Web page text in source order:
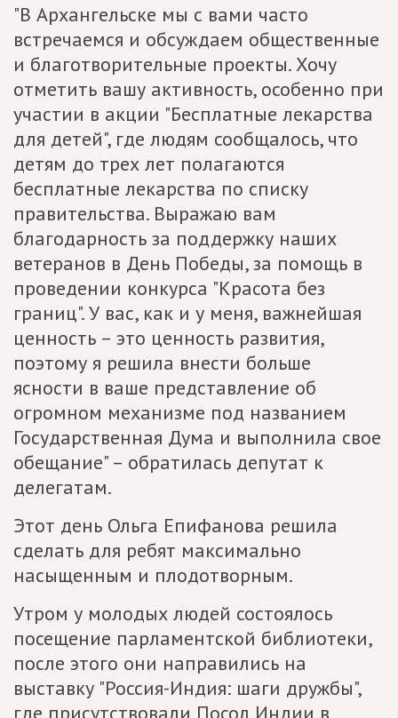
"В Архангельске мы с вами часто
встречаемся и обсуждаем общественные
и благотворительные проекты. Хочу
отметить вашу активность, особенно при
участии в акции "Бесплатные лекарства
для детей", где людям сообщалось, что
детям до трех лет полагаются
бесплатные лекарства по списку
правительства. Выражаю вам
благодарность за поддержку наших
ветеранов в День Победы, за помощь в
проведении конкурса "Красота без
границ". У вас, как и у меня, важнейшая
ценность – это ценность развития,
поэтому я решила внести больше
ясности в ваше представление об
огромном механизме под названием
Государственная Дума и выполнила свое
обещание" – обратилась депутат к
делегатам.
Этот день Ольга Епифанова решила
сделать для ребят максимально
насыщенным и плодотворным.
Утром у молодых людей состоялось
посещение парламентской библиотеки,
после этого они направились на
выставку "Россия-Индия: шаги дружбы",
где присутствовали Посол Индии в